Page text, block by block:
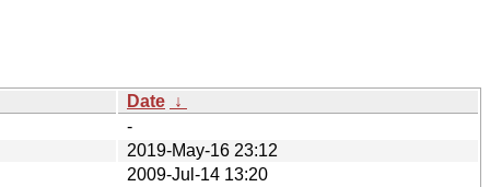
Date ↓
-
2019-May-16 23:12
2009-Jul-14 13:20